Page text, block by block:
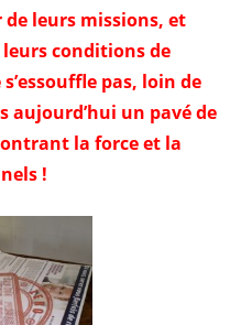
leurs missions, et
conditions de
pas, loin de
aujourd’hui un pavé de
la force et la
!